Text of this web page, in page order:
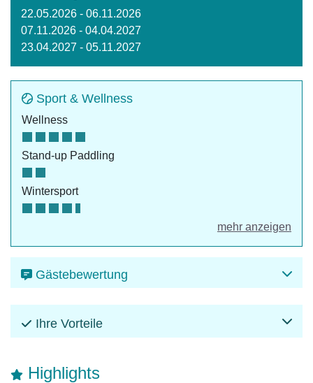
22.05.2026 - 06.11.2026
07.11.2026 - 04.04.2027
23.04.2027 - 05.11.2027
Sport & Wellness
Wellness
Stand-up Paddling
Wintersport
mehr anzeigen
Gästebewertung
Ihre Vorteile
Highlights